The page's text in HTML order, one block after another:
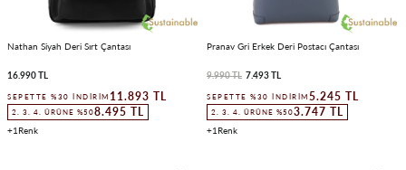
Nathan Siyah Deri Sırt Çantası
16.990 TL
SEPETTE %30 İNDIRIM 11.893 TL
2. 3. 4. ÜRÜNE %508.495 TL
1
Pranav Gri Erkek Deri Postacı Çantası
7.493 TL
9.990 TL
SEPETTE %30 İNDIRIM 5.245 TL
2. 3. 4. ÜRÜNE %503.747 TL
1